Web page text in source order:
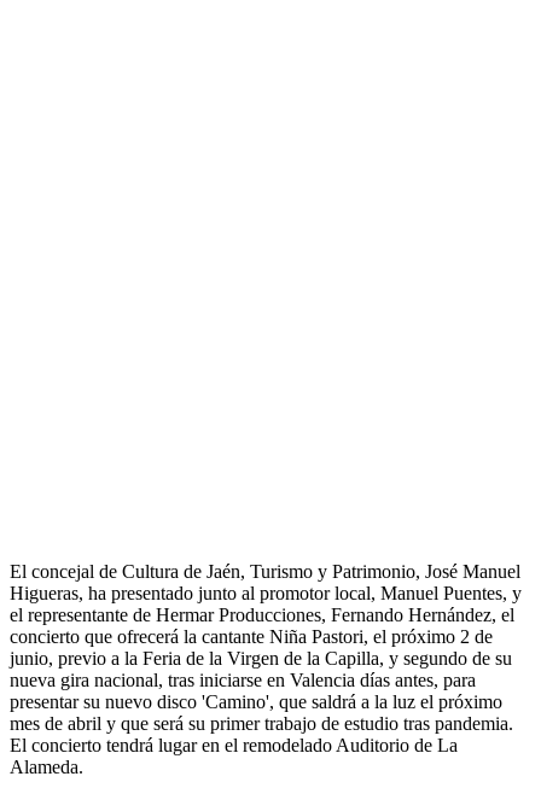
El concejal de Cultura de Jaén, Turismo y Patrimonio, José Manuel
Higueras, ha presentado junto al promotor local, Manuel Puentes, y
el representante de Hermar Producciones, Fernando Hernández, el
concierto que ofrecerá la cantante Niña Pastori, el próximo 2 de
junio, previo a la Feria de la Virgen de la Capilla, y segundo de su
nueva gira nacional, tras iniciarse en Valencia días antes, para
presentar su nuevo disco 'Camino', que saldrá a la luz el próximo
mes de abril y que será su primer trabajo de estudio tras pandemia.
El concierto tendrá lugar en el remodelado Auditorio de La
Alameda.